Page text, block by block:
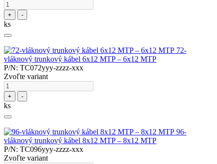
+ -
ks
72-
vláknový trunkový kábel 6x12 MTP – 6x12 MTP
P/N: TC072yyy-zzzz-xxx
Zvoľte variant
+ -
ks
96-
vláknový trunkový kábel 8x12 MTP – 8x12 MTP
P/N: TC096yyy-zzzz-xxx
Zvoľte variant